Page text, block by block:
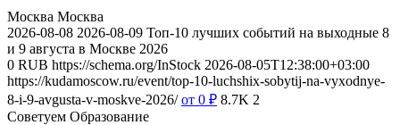
Москва Москва
2026-08-08 2026-08-09 Топ-10 лучших событий на выходные 8
и 9 августа в Москве 2026
0 RUB https://schema.org/InStock 2026-08-05T12:38:00+03:00
https://kudamoscow.ru/event/top-10-luchshix-sobytij-na-vyxodnye-
8-i-9-avgusta-v-moskve-2026/ от 0 ₽ 8.7K 2
Советуем Образование